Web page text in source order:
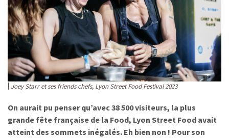
Joey Starr et ses friends chefs, Lyon Street Food Festival 2023
On aurait pu penser qu’avec 38 500 visiteurs, la plus
grande fête française de la Food, Lyon Street Food avait
atteint des sommets inégalés. Eh bien non ! Pour son